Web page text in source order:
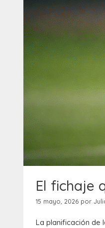
El fichaje
15 mayo, 2026 por
La planificación de